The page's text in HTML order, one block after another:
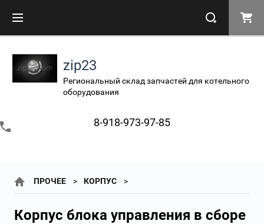
zip23
Региональный склад запчастей для котельного
оборудования
8-918-973-97-85
ПРОЧЕЕ КОРПУС
Корпус блока управления в сборе